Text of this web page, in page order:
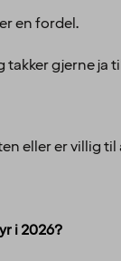
en fordel.
takker gjerne ja
eller er villig
i 2026?